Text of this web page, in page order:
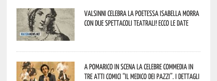
Valsinni celebra la poetessa Isabella Morra
con due spettacoli teatrali! Ecco le date
A Pomarico in scena la celebre commedia in
tre atti comici “Il medico dei pazzi”. I dettagli